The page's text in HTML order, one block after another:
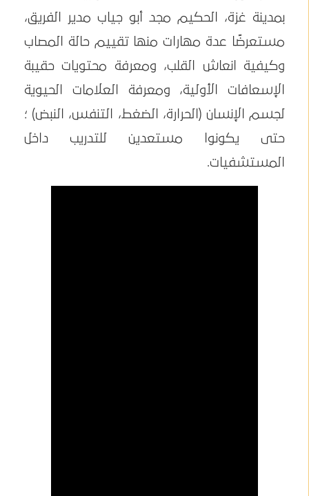
بمدينة غزة، الحكيم مجد أبو جياب مدير الفريق،
مستعرضًا عدة مهارات منها تقييم حالة المصاب
وكيفية انعاش القلب، ومعرفة محتويات حقيبة
الإسعافات الأولية، ومعرفة العلامات الحيوية
لجسم الإنسان (الحرارة، الضغط، التنفس، النبض) ؛
حتى يكونوا مستعدين للتدريب داخل
المستشفيات.